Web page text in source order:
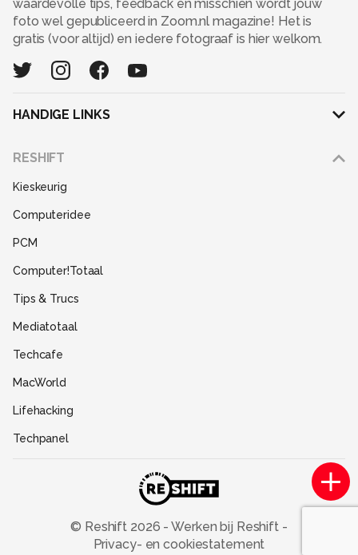
waardevolle tips, feedback en misschien wordt jouw
foto wel gepubliceerd in Zoom.nl magazine! Het is
gratis (voor altijd) en iedere fotograaf is hier welkom.
HANDIGE LINKS
RESHIFT
Kieskeurig
Computeridee
PCM
Computer!Totaal
Tips & Trucs
Mediatotaal
Techcafe
MacWorld
Lifehacking
Techpanel
Power Unlimited
Zoom Academy
© Reshift 2026 - Werken bij Reshift -
Privacy- en cookiestatement